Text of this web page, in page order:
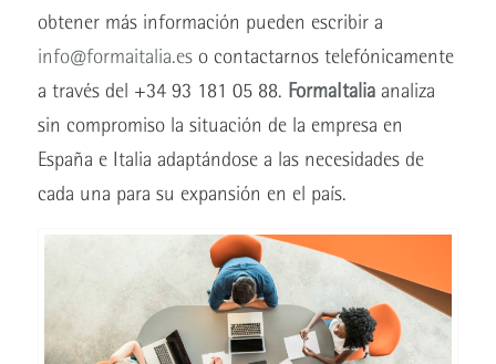
obtener más información pueden escribir a
info@formaitalia.eso contactarnos telefónicamente
a través del +34 93 181 05 88. FormaItaliaanaliza
sin compromiso la situación de la empresa en
España e Italia adaptándose a las necesidades de
cada una para su expansión en el país.